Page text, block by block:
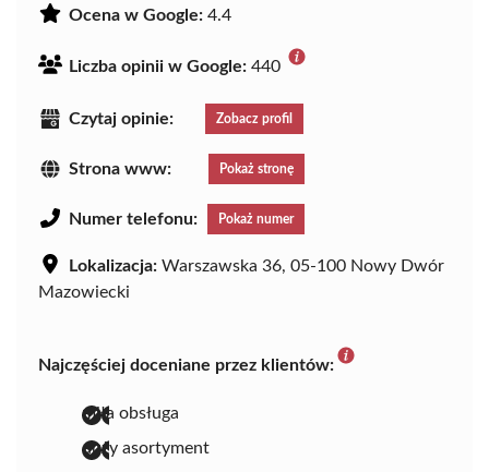
Ocena w Google: 4.4
Liczba opinii w Google: 440
Czytaj opinie: Zobacz profil
Strona www: Pokaż stronę
Numer telefonu: Pokaż numer
Lokalizacja: Warszawska 36, 05-100 Nowy Dwór
Mazowiecki
Najczęściej doceniane przez klientów:
miła obsługa
duży asortyment